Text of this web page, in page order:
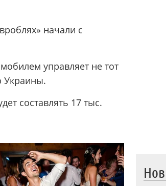
начали с
управляет не тот
Украины.
составлять 17 тыс.